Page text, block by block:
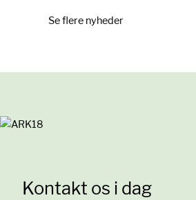
Se flere nyheder
Kontakt os i dag